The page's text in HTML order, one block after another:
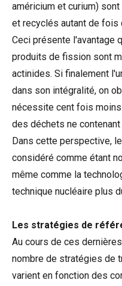
américium et curium)
et recyclés autant de fois
Ceci présente l'avantage
produits de fission sont
actinides. Si finalement
dans son intégralité, on
nécessite cent fois moins
des déchets ne
Dans cette perspective,
considéré comme étant
même comme la
technique nucléaire plus
Les stratégies de
Au cours de ces
nombre de stratégies de
varient en fonction des